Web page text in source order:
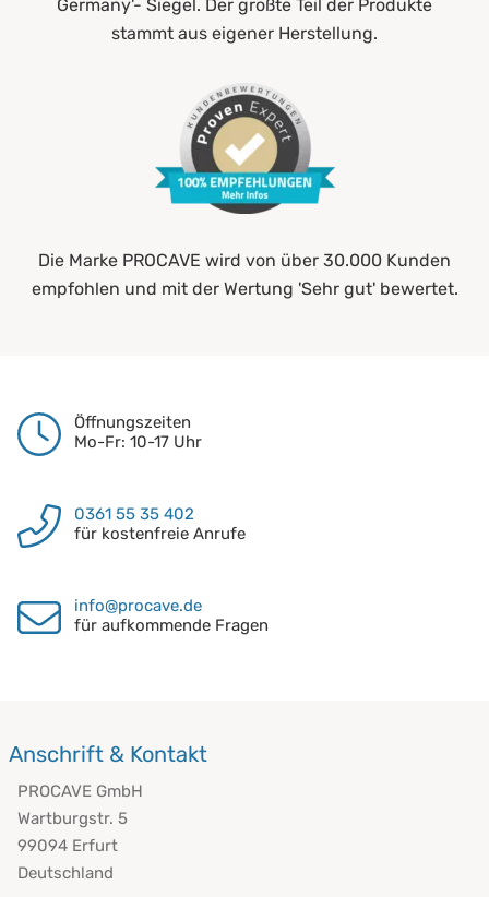
Germany'- Siegel. Der größte Teil der Produkte
stammt aus eigener Herstellung.
Die Marke PROCAVE wird von über 30.000 Kunden
empfohlen und mit der Wertung 'Sehr gut' bewertet.
Öffnungszeiten
Mo-Fr: 10-17 Uhr
0361 55 35 402
für kostenfreie Anrufe
info@procave.de
für aufkommende Fragen
Anschrift & Kontakt
PROCAVE GmbH
Wartburgstr. 5
99094 Erfurt
Deutschland